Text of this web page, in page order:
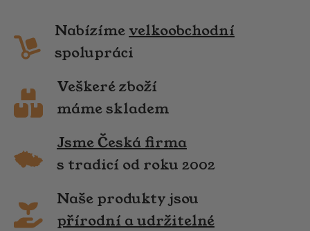
Nabízíme velkoobchodní
spolupráci
Veškeré zboží
máme skladem
Jsme Česká firma
s tradicí od roku 2002
Naše produkty jsou
přírodní a udržitelné